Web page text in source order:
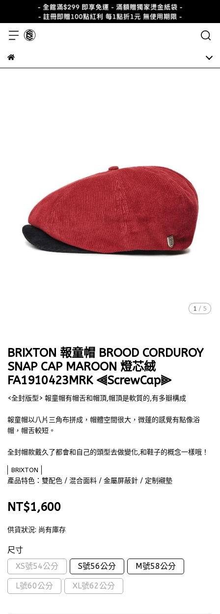
1 / 5
BRIXTON 報童帽 BROOD CORDUROY
SNAP CAP MAROON 燈芯絨
FA1910423MRK ⫷ScrewCap⫸
<全封版型> 報童帽有帽舌和帽頂,帽頂是軟質的,有多瓣構成
報童帽以八片三角布拼成，帽體空間很大，微蓬的感覺有點像浴
帽，帽舌較短。
全封帽款戴久了都會和自己的頭型去做變化,和鞋子的概念一樣哦！
BRIXTON
產品特色：雙配色 / 混合面料 / 金屬屏蔽針 / 定制襯墊
NT$1,600
供貨狀況: 尚有庫存
尺寸
XS號54公分
S號56公分 M號58公分
L號60公分 XL號62公分